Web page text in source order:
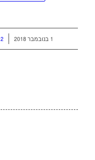
1 בנובמבר 2018 / 2 תגובות